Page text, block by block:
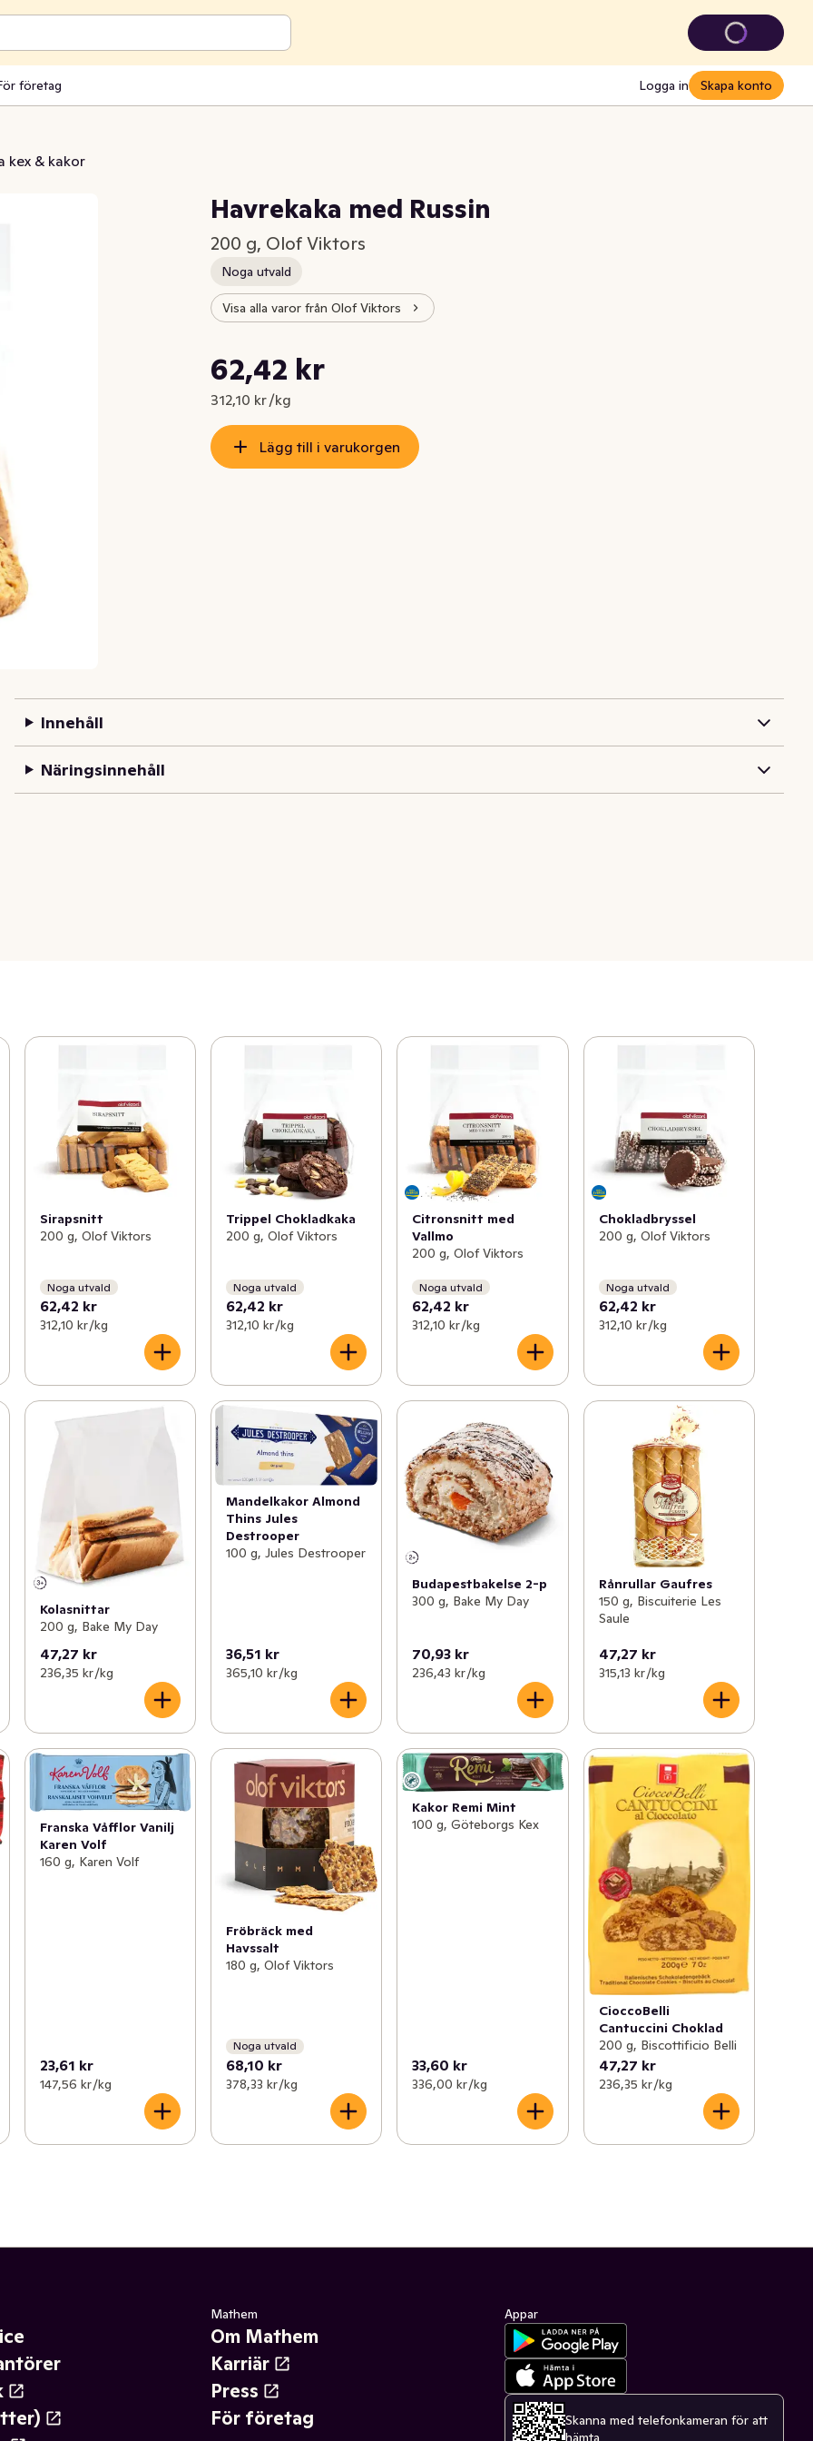
företag Logga in Skapa konto
kex & kakor
Havrekaka med Russin
200 g, Olof Viktors
Noga utvald
Visa alla varor från Olof Viktors
Nuvarande pris är: 62,42 kr
62,42 kr
312,10 kr /kg
Styckpris: 312,10 kr /kg
Lägg till i varukorgen
Innehåll
Näringsinnehåll
Sirapsnitt
200 g, Olof Viktors
Noga utvald
62,42 kr
312,10 kr /kg
Trippel Chokladkaka
200 g, Olof Viktors
Noga utvald
62,42 kr
312,10 kr /kg
Citronsnitt med
Vallmo
200 g, Olof Viktors
Noga utvald
62,42 kr
312,10 kr /kg
Chokladbryssel
200 g, Olof Viktors
Noga utvald
62,42 kr
312,10 kr /kg
Kolasnittar
200 g, Bake My Day
47,27 kr
236,35 kr /kg
Mandelkakor Almond
Thins Jules
Destrooper
100 g, Jules Destrooper
36,51 kr
365,10 kr /kg
Budapestbakelse 2-p
300 g, Bake My Day
70,93 kr
236,43 kr /kg
Rånrullar Gaufres
150 g, Biscuiterie Les
Saule
47,27 kr
315,13 kr /kg
Franska Våfflor Vanilj
Karen Volf
160 g, Karen Volf
23,61 kr
147,56 kr /kg
Fröbräck med
Havssalt
180 g, Olof Viktors
Noga utvald
68,10 kr
378,33 kr /kg
Kakor Remi Mint
100 g, Göteborgs Kex
33,60 kr
336,00 kr /kg
CioccoBelli
Cantuccini Choklad
200 g, Biscottificio Belli
47,27 kr
236,35 kr /kg
Mathem
Om Mathem
Karriär
Press
För företag
Appar
Skanna med telefonkameran för att
hämta